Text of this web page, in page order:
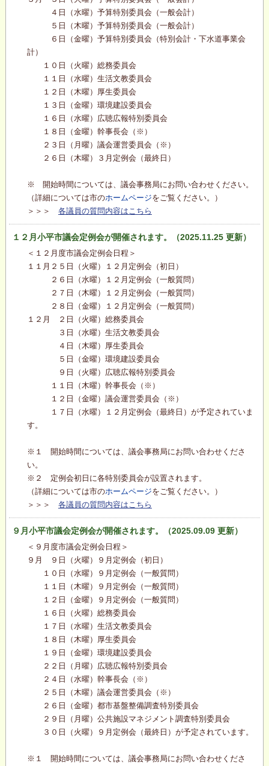
４日（水曜）予算特別委員会（一般会計）
５日（木曜）予算特別委員会（一般会計）
６日（金曜）予算特別委員会（特別会計・下水道事業会
計）
１０日（火曜）総務委員会
１１日（水曜）生活文教委員会
１２日（木曜）厚生委員会
１３日（金曜）環境建設委員会
１６日（水曜）広聴広報特別委員会
１８日（金曜）幹事長会（※）
２３日（月曜）議会運営委員会（※）
２６日（木曜）３月定例会（最終日）
※ 開始時間については、議会事務局にお問い合わせください。
（詳細については市のホームページをご覧ください。）
＞＞＞ 各議員の質問内容はこちら
１２月小平市議会定例会が開催されます。（2025.11.25 更新）
＜１２月度市議会定例会日程＞
１１月２５日（火曜）１２月定例会（初日）
２６日（水曜）１２月定例会（一般質問）
２７日（木曜）１２月定例会（一般質問）
２８日（金曜）１２月定例会（一般質問）
１２月 ２日（火曜）総務委員会
３日（水曜）生活文教委員会
４日（木曜）厚生委員会
５日（金曜）環境建設委員会
９日（火曜）広聴広報特別委員会
１１日（木曜）幹事長会（※）
１２日（金曜）議会運営委員会（※）
１７日（水曜）１２月定例会（最終日）が予定されていま
す。
※１ 開始時間については、議会事務局にお問い合わせくださ
い。
※２ 定例会初日に各特別委員会が設置されます。
（詳細については市のホームページをご覧ください。）
＞＞＞ 各議員の質問内容はこちら
９月小平市議会定例会が開催されます。（2025.09.09 更新）
＜９月度市議会定例会日程＞
９月 ９日（火曜）９月定例会（初日）
１０日（水曜）９月定例会（一般質問）
１１日（木曜）９月定例会（一般質問）
１２日（金曜）９月定例会（一般質問）
１６日（火曜）総務委員会
１７日（水曜）生活文教委員会
１８日（木曜）厚生委員会
１９日（金曜）環境建設委員会
２２日（月曜）広聴広報特別委員会
２４日（水曜）幹事長会（※）
２５日（木曜）議会運営委員会（※）
２６日（金曜）都市基盤整備調査特別委員会
２９日（月曜）公共施設マネジメント調査特別委員会
３０日（火曜）９月定例会（最終日）が予定されています。
※１ 開始時間については、議会事務局にお問い合わせくださ